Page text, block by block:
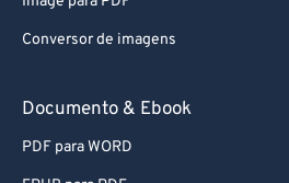
Conversor de imagens
Documento & Ebook
PDF para WORD